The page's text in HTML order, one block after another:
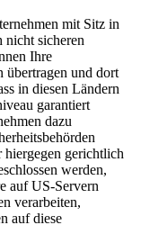
mit Sitz in
nicht sicheren
Ihre
übertragen und dort
in diesen Ländern
garantiert
dazu
hiergegen gerichtlich
werden,
auf US-Servern
verarbeiten,
auf diese